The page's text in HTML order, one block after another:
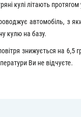
кулі літають протягом
автомобіль, з
кулю на базу.
знижується на 6,5
Ви не відчуєте.